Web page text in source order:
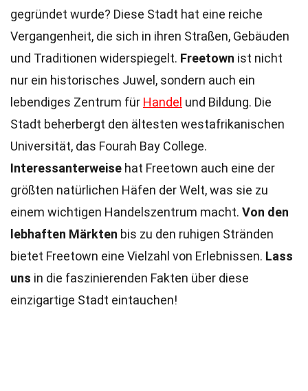
gegründet wurde? Diese Stadt hat eine reiche
Vergangenheit, die sich in ihren Straßen, Gebäuden
und Traditionen widerspiegelt. Freetown ist nicht
nur ein historisches Juwel, sondern auch ein
lebendiges Zentrum für Handel und Bildung. Die
Stadt beherbergt den ältesten westafrikanischen
Universität, das Fourah Bay College.
Interessanterweise hat Freetown auch eine der
größten natürlichen Häfen der Welt, was sie zu
einem wichtigen Handelszentrum macht. Von den
lebhaften Märkten bis zu den ruhigen Stränden
bietet Freetown eine Vielzahl von Erlebnissen. Lass
uns in die faszinierenden Fakten über diese
einzigartige Stadt eintauchen!